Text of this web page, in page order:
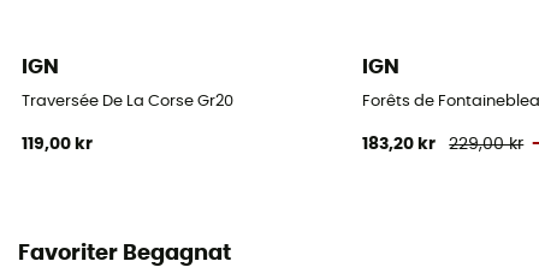
IGN
Traversée De La Corse Gr20
119,00 kr
IGN
Forêts de
183,20 kr 229,00 kr
Favoriter Begagnat